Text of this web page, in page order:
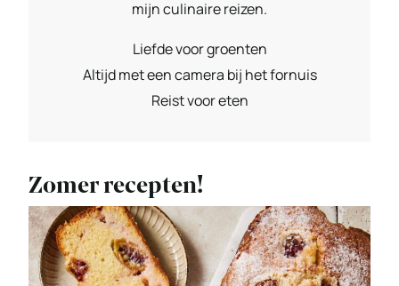
mijn culinaire reizen.
Liefde voor groenten
Altijd met een camera bij het fornuis
Reist voor eten
Zomer recepten!